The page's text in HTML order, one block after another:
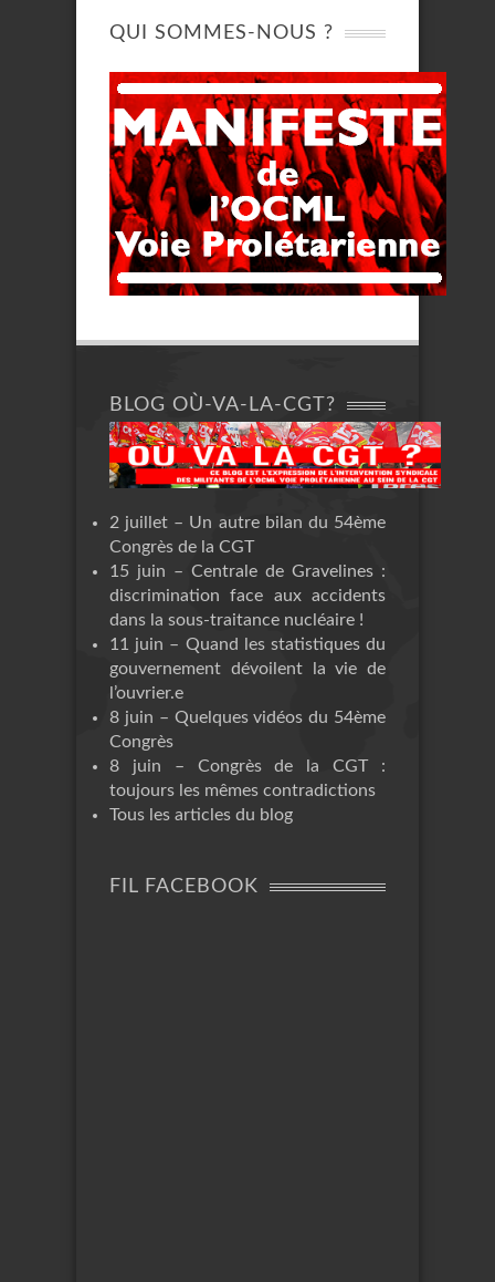
QUI SOMMES-NOUS ?
BLOG OÙ-VA-LA-CGT?
2 juillet – Un autre bilan du 54ème
Congrès de la CGT
15 juin – Centrale de Gravelines :
discrimination face aux accidents
dans la sous-traitance nucléaire !
11 juin – Quand les statistiques du
gouvernement dévoilent la vie de
l’ouvrier.e
8 juin – Quelques vidéos du 54ème
Congrès
8 juin – Congrès de la CGT :
toujours les mêmes contradictions
Tous les articles du blog
FIL FACEBOOK